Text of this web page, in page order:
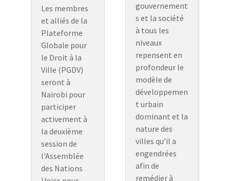
Les membres
et alliés de la
Plateforme
Globale pour
le Droit à la
Ville (PGDV)
seront à
Nairobi pour
participer
activement à
la deuxième
session de
l'Assemblée
des Nations
gouvernement
s et la société
à tous les
niveaux
repensent en
profondeur le
modèle de
développemen
t urbain
dominant et la
nature des
villes qu'il a
engendrées
afin de
remédier à